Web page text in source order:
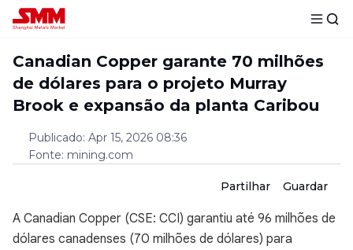
Canadian Copper garante 70 milhões
de dólares para o projeto Murray
Brook e expansão da planta Caribou
Publicado: Apr 15, 2026 08:36
Fonte: mining.com
Partilhar Guardar
A Canadian Copper (CSE: CCI) garantiu até 96 milhões de
dólares canadenses (70 milhões de dólares) para